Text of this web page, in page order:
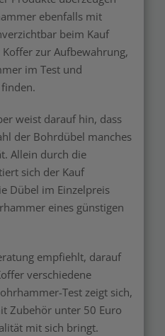
ebenfalls mit
beim Kauf
zur Aufbewahrung,
im Test und
weist darauf hin, dass
der Bohrdübel manches
Allein durch die
sich der Kauf
Dübel im Einzelpreis
eines günstigen
empfiehlt, darauf
verschiedene
Test zeigt sich,
Zubehör unter 50 Euro
mit sich bringt.